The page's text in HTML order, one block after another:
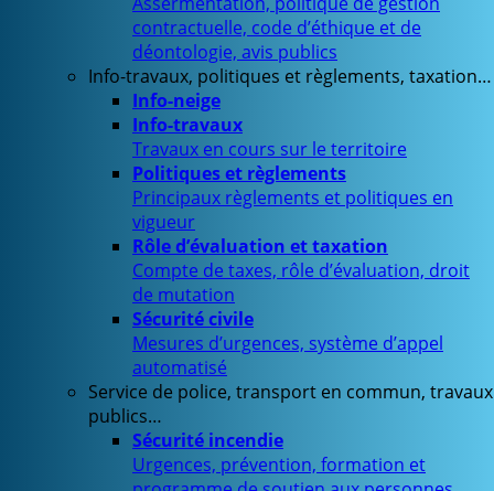
contractuelle, code d’éthique et de
déontologie, avis publics
Info-travaux, politiques et règlements, taxation…
Info-neige
Info-travaux
Travaux en cours sur le territoire
Politiques et règlements
Principaux règlements et politiques en
vigueur
Rôle d’évaluation et taxation
Compte de taxes, rôle d’évaluation, droit
de mutation
Sécurité civile
Mesures d’urgences, système d’appel
automatisé
Service de police, transport en commun, travaux
publics…
Sécurité incendie
Urgences, prévention, formation et